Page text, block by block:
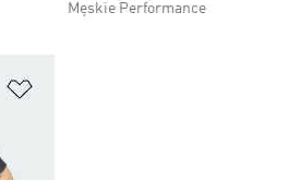
Męskie Performance